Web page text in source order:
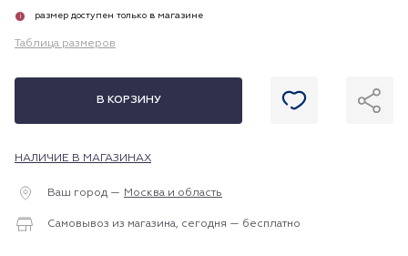
i размер доступен только в магазине
Таблица размеров
В КОРЗИНУ
НАЛИЧИЕ В МАГАЗИНАХ
Ваш город — Москва и область
Самовывоз из магазина, сегодня — бесплатно